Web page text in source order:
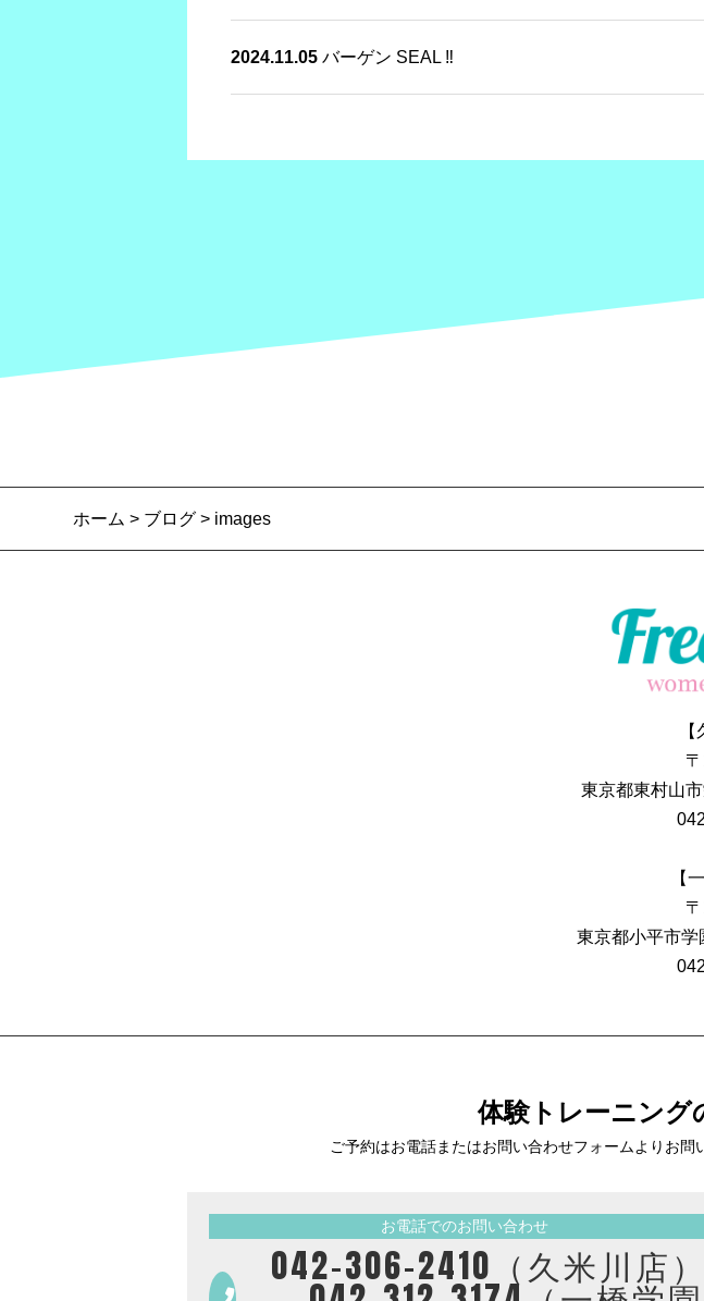
2024.11.05 バーゲン SEAL ‼
ホーム> ブログ > images
東京都東村山
【
東京都小平市
体験トレーニング
ご予約はお電話またはお問い合わせフォームより お問
お電話でのお問い合わせ
042-306-2410（久米川店）